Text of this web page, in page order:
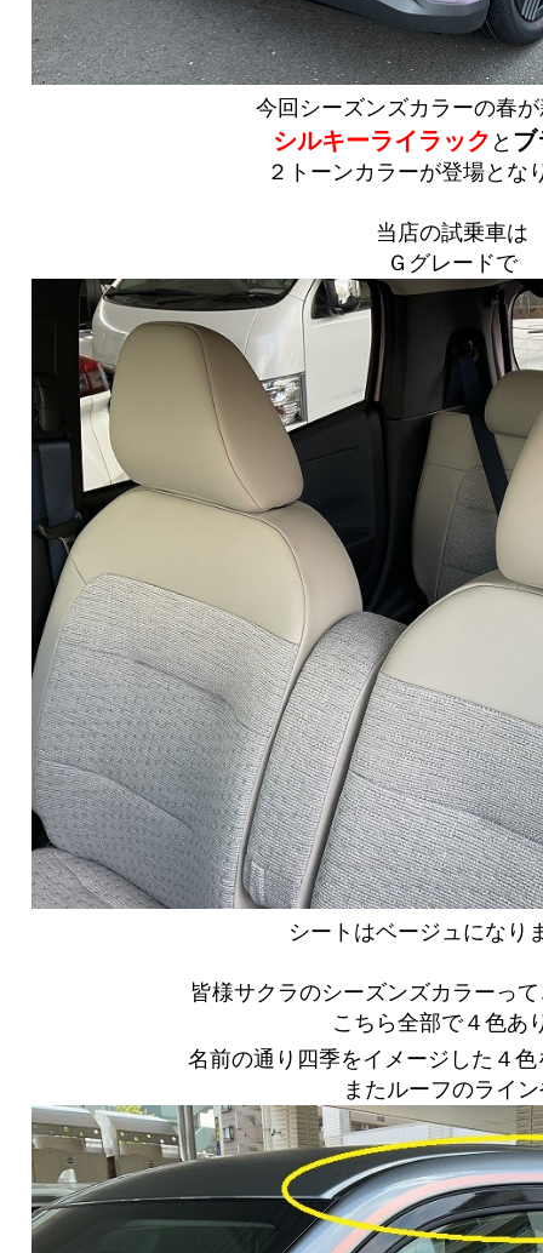
今回シーズンズカラーの春
シルキーライラック と ブ
２トーンカラーが登場とな
当店の試乗車は
Ｇグレードで
シートはベージュになり
皆様サクラのシーズンズカラーっ
こちら全部で４色あ
名前の通り四季をイメージした４
またルーフのライ